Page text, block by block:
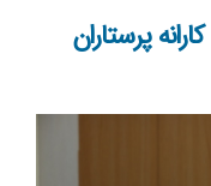
پرستاران